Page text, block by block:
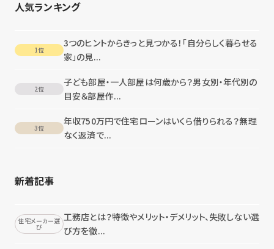
人気ランキング
1位
3つのヒントからきっと見つかる！「自分らしく暮らせる
家」の見...
2位
子ども部屋・一人部屋は何歳から？男女別・年代別の
目安＆部屋作...
3位
年収750万円で住宅ローンはいくら借りられる？無理
なく返済で...
新着記事
住宅メーカー選
び
工務店とは？特徴やメリット・デメリット、失敗しない選
び方を徹...